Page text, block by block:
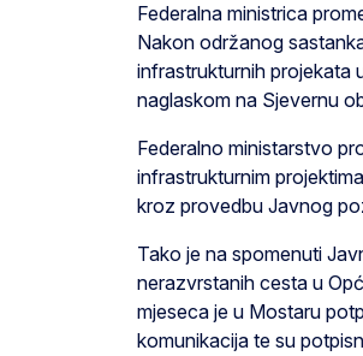
Federalna ministrica
Nakon održanog
infrastrukturnih projekata
naglaskom na Sjevernu
Federalno ministarstvo
infrastrukturnim
kroz provedbu Javnog
Tako je na spomenuti
nerazvrstanih cesta u
mjeseca je u Mostaru
komunikacija te su